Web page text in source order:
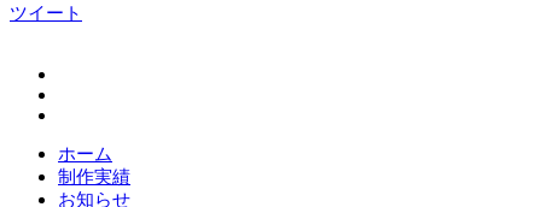
ツイート
ホーム
制作実績
お知らせ